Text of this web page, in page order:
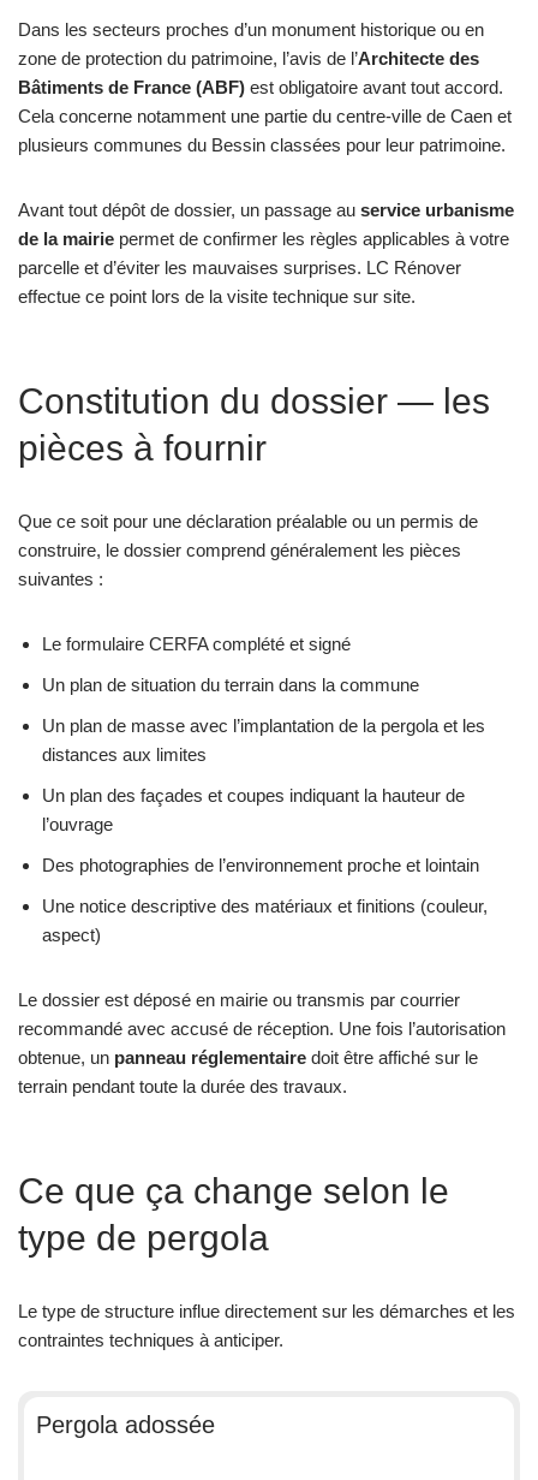
Dans les secteurs proches d’un monument historique ou en
zone de protection du patrimoine, l’avis de l’Architecte des
Bâtiments de France (ABF) est obligatoire avant tout accord.
Cela concerne notamment une partie du centre-ville de Caen et
plusieurs communes du Bessin classées pour leur patrimoine.
Avant tout dépôt de dossier, un passage au service urbanisme
de la mairie permet de confirmer les règles applicables à votre
parcelle et d’éviter les mauvaises surprises. LC Rénover
effectue ce point lors de la visite technique sur site.
Constitution du dossier — les
pièces à fournir
Que ce soit pour une déclaration préalable ou un permis de
construire, le dossier comprend généralement les pièces
suivantes :
Le formulaire CERFA complété et signé
Un plan de situation du terrain dans la commune
Un plan de masse avec l’implantation de la pergola et les
distances aux limites
Un plan des façades et coupes indiquant la hauteur de
l’ouvrage
Des photographies de l’environnement proche et lointain
Une notice descriptive des matériaux et finitions (couleur,
aspect)
Le dossier est déposé en mairie ou transmis par courrier
recommandé avec accusé de réception. Une fois l’autorisation
obtenue, un panneau réglementaire doit être affiché sur le
terrain pendant toute la durée des travaux.
Ce que ça change selon le
type de pergola
Le type de structure influe directement sur les démarches et les
contraintes techniques à anticiper.
Pergola adossée